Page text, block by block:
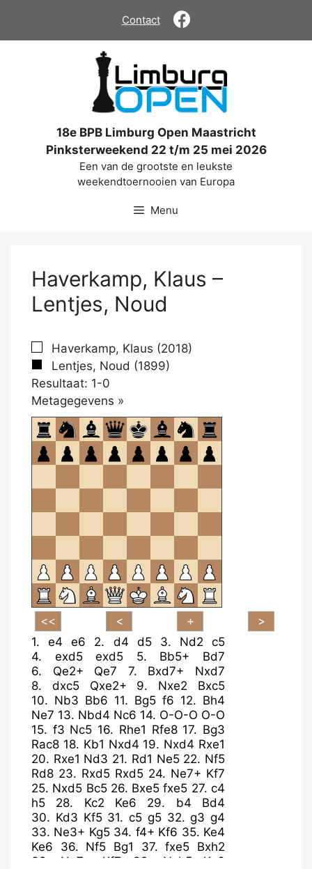
de
Contact
18e BPB Limburg Open Maastricht
Pinksterweekend 22 t/m 25 mei 2026
Een van de grootste en leukste
weekendtoernooien van Europa
Menu
Haverkamp, Klaus –
Lentjes, Noud
Haverkamp, Klaus (2018)
Lentjes, Noud (1899)
Resultaat: 1-0
Metagegevens »
om
te
openen.
1.e4 e6 2. d4 d5 3. Nd2
c5
4. exd5 exd5 5. Bb5+
Bd7
6. Qe2+ Qe7 7. Bxd7+
Nxd7
8. dxc5 Qxe2+ 9. Nxe2
Bxc5
10. Nb3 Bb6 11. Bg5 f6 12. Bh4
Ne7 13. Nbd4 Nc6 14. O-O-O O-O
15. f3 Nc5 16. Rhe1 Rfe8 17. Bg3
Rac8 18. Kb1 Nxd4 19. Nxd4 Rxe1
20. Rxe1 Nd3 21. Rd1 Ne5 22. Nf5
Rd8 23. Rxd5 Rxd5 24. Ne7+ Kf7
25. Nxd5 Bc5 26. Bxe5 fxe5 27.c4
h5
28. Kc2 Ke6 29. b4
Bd4
30. Kd3 Kf5 31. c5 g5 32.g3 g4
33. Ne3+ Kg5 34. f4+ Kf6 35. Ke4
Ke6
36. Nf5 Bg1 37.fxe5 Bxh2
38. Ng7+ Kf7 39. Nxh5
Kg6